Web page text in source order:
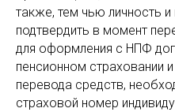
также, тем чью личность
подтвердить в момент
для оформления с НПФ
пенсионном страховании
перевода средств,
страховой номер